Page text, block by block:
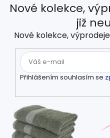
Nové kolekce,
již
Nové kolekce,
Přihlášením souhlasím se